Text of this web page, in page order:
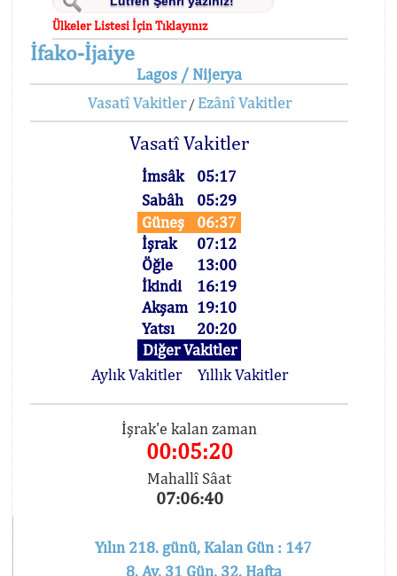
Ülkeler Listesi İçin Tıklayınız
İfako-İjaiye
Lagos / Nijerya
Vasatî Vakitler/ Ezânî Vakitler
Vasatî Vakitler
İmsâk
05:17
Sabâh
05:29
Güneş
06:37
İşrak
07:12
Öğle
13:00
İkindi
16:19
Akşam 19:10
Yatsı
20:20
Diğer Vakitler
Aylık Vakitler
Yıllık Vakitler
İşrak'e kalan zaman
00:05:20
Mahallî Sâat
07:06:40
Yılın 218. günü, Kalan Gün : 147
8. Ay, 31 Gün, 32. Hafta